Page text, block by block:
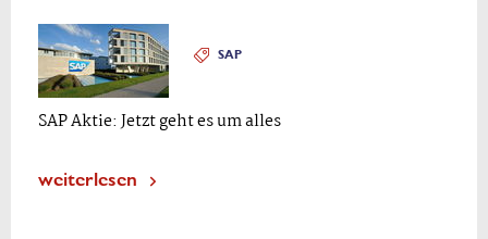
SAP
SAP Aktie: Jetzt geht es um alles
weiterlesen